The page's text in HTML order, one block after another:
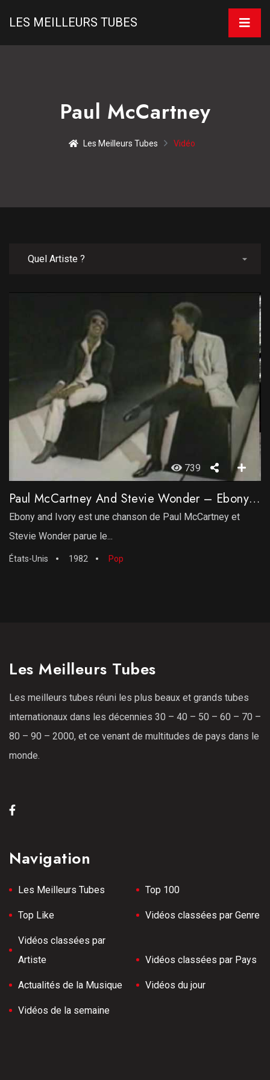
LES MEILLEURS TUBES
Paul McCartney
Les Meilleurs Tubes Vidéo
739
Paul McCartney And Stevie Wonder – Ebony And Ivory
Ebony and Ivory est une chanson de Paul McCartney et
Stevie Wonder parue le...
États-Unis 1982 Pop
Les Meilleurs Tubes
Les meilleurs tubes réuni les plus beaux et grands tubes
internationaux dans les décennies 30 – 40 – 50 – 60 – 70 –
80 – 90 – 2000, et ce venant de multitudes de pays dans le
monde.
Navigation
Les Meilleurs Tubes Top 100
Top Like Vidéos classées par Genre
Vidéos classées par
Artiste
Vidéos classées par Pays
Actualités de la Musique Vidéos du jour
Vidéos de la semaine